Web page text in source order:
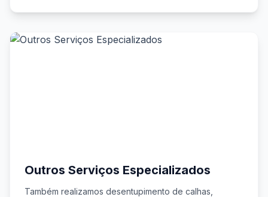
Outros Serviços Especializados
Também realizamos desentupimento de calhas,